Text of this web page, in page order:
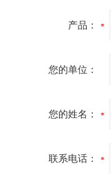
产品：
您的单位：
您的姓名：
联系电话：